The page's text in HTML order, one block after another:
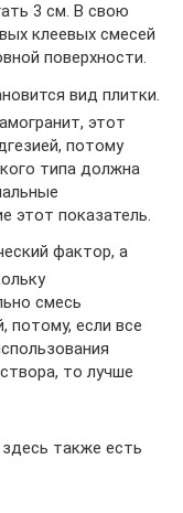
3 см. В свою
клеевых смесей
поверхности.
вид плитки.
этот
потому
типа должна
этот показатель.
фактор, а
смесь
потому, если все
то лучше
также есть